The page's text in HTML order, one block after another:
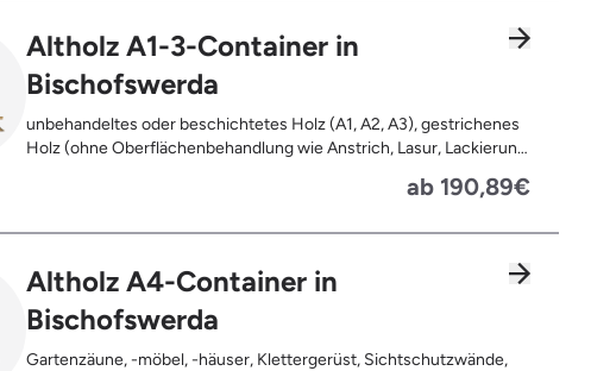
Altholz A1-3-Container in
Bischofswerda
unbehandeltes oder beschichtetes Holz (A1, A2, A3), gestrichenes
Holz (ohne Oberflächenbehandlung wie Anstrich, Lasur, Lackierung
Möbel und Türen, Geleimtes Holz oder Furnierholz, Unbehandeltes
ab 190,89€
Altholz A4-Container in
Bischofswerda
Gartenzäune, -möbel, -häuser, Klettergerüst, Sichtschutzwände,